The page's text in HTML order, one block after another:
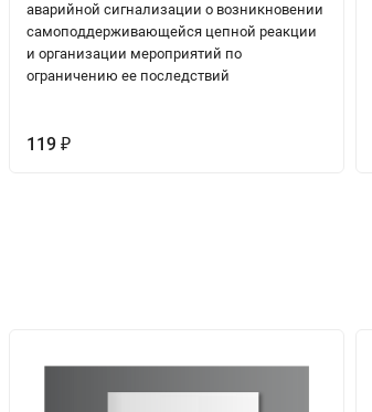
аварийной сигнализации о возникновении
самоподдерживающейся цепной реакции
и организации мероприятий по
ограничению ее последствий
119 ₽